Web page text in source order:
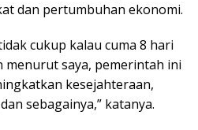
dan pertumbuhan ekonomi.
cukup kalau cuma 8 hari
menurut saya, pemerintah ini
kesejahteraan,
sebagainya,” katanya.